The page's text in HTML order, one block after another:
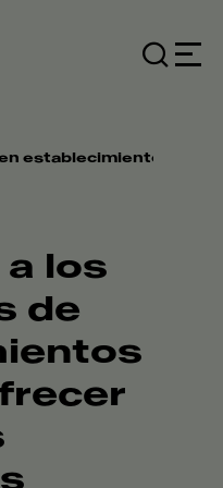
establecimientos de
los
de